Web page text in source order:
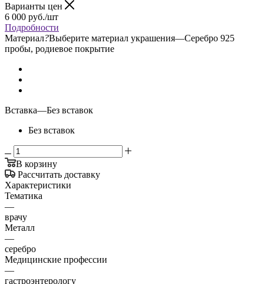
Варианты цен
6 000 руб./шт
Подробности
Материал?Выберите материал украшения—Серебро 925
пробы, родиевое покрытие
Вставка—Без вставок
Без вставок
В корзину
Рассчитать доставку
Характеристики
Тематика
—
врачу
Металл
—
серебро
Медицинские профессии
—
гастроэнтерологу